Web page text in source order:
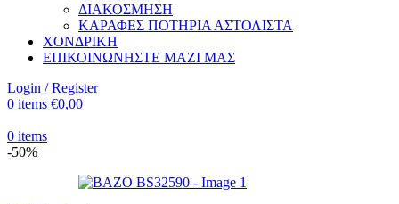
ΔΙΑΚΟΣΜΗΣΗ
ΚΑΡΑΦΕΣ ΠΟΤΗΡΙΑ ΑΣΤΟΛΙΣΤΑ
ΧΟΝΔΡΙΚΗ
ΕΠΙΚΟΙΝΩΝΗΣΤΕ ΜΑΖΙ ΜΑΣ
Login / Register
0 items €0,00
0 items
-50%